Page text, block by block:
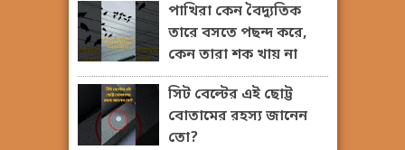
পাখিরা কেন বৈদ্যুতিক
তারে বসতে পছন্দ করে,
কেন তারা শক খায় না
সিট বেল্টের এই ছোট্ট
বোতামের রহস্য জানেন
তো?